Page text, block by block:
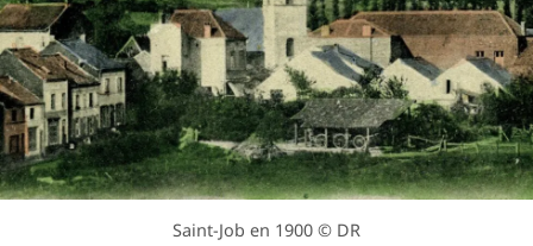
Saint-Job en 1900 © DR